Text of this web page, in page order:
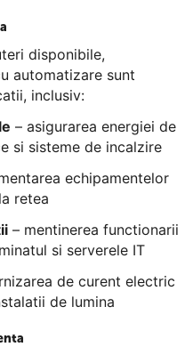
disponibile,
automatizare sunt
inclusiv:
– asigurarea energiei de
si sisteme de incalzire
echipamentelor
retea
– mentinerea functionarii
si serverele IT
de curent electric
de lumina